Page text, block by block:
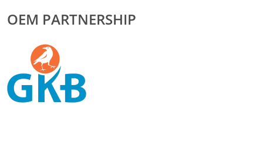
OEM PARTNERSHIP